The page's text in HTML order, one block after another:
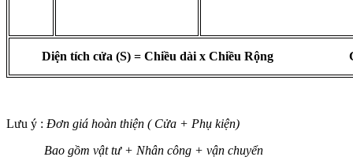
Diện tích cửa (S) = Chiều dài x Chiều Rộng Giá
Lưu ý : Đơn giá hoàn thiện ( Cửa + Phụ kiện)
Bao gồm vật tư + Nhân công + vận chuyển